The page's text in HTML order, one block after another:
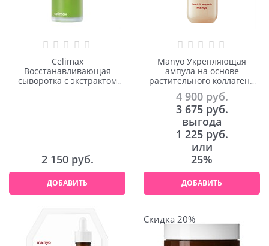
Celimax
Восстанавливающая
сыворотка с экстрактом
2 150 руб.
ДОБАВИТЬ
Manyo Укрепляющая
ампула на основе
растительного коллагена
VCollagen Heart Fit Ampoule
50ml
4 900 руб.
3 675 руб.
выгода
1 225 руб.
или
25%
ДОБАВИТЬ
Скидка 20%